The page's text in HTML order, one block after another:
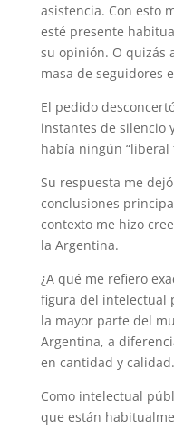
asistencia. Con esto
esté presente
su opinión. O quizás
masa de seguidores
El pedido
instantes de silencio
había ningún “liberal
Su respuesta me
conclusiones
contexto me hizo
la Argentina.
¿A qué me refiero
figura del intelectual
la mayor parte del
Argentina, a
en cantidad y calidad.
Como intelectual
que están